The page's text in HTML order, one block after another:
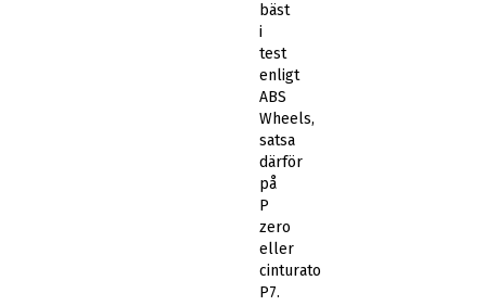
bäst
i
test
enligt
ABS
Wheels,
satsa
därför
på
P
zero
eller
cinturato
P7.